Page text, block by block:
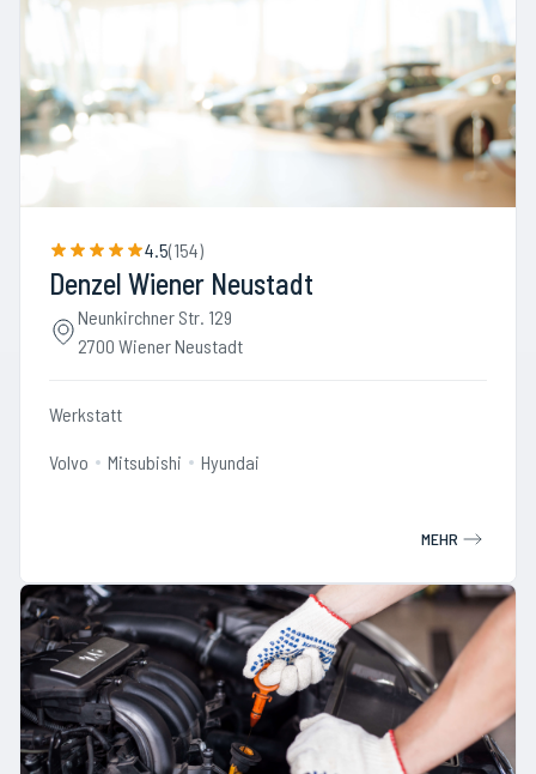
4.5(154)
Denzel Wiener Neustadt
Neunkirchner Str. 129
2700 Wiener Neustadt
Werkstatt
Volvo Mitsubishi Hyundai
MEHR